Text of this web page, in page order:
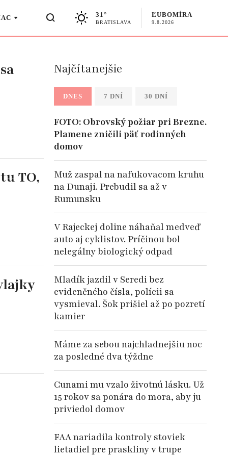
31°
BRATISLAVA
ĽUBOMÍRA
9.8.2026
TO,
Najčítanejšie
DNES 7 DNÍ 30 DNÍ
FOTO: Obrovský požiar pri Brezne.
Plamene zničili päť rodinných
domov
Muž zaspal na nafukovacom kruhu
na Dunaji. Prebudil sa až v
Rumunsku
V Rajeckej doline náhaňal medveď
auto aj cyklistov. Príčinou bol
nelegálny biologický odpad
Mladík jazdil v Seredi bez
evidenčného čísla, polícii sa
vysmieval. Šok prišiel až po pozretí
kamier
Máme za sebou najchladnejšiu noc
za posledné dva týždne
Cunami mu vzalo životnú lásku. Už
15 rokov sa ponára do mora, aby ju
priviedol domov
FAA nariadila kontroly stoviek
lietadiel pre praskliny v trupe